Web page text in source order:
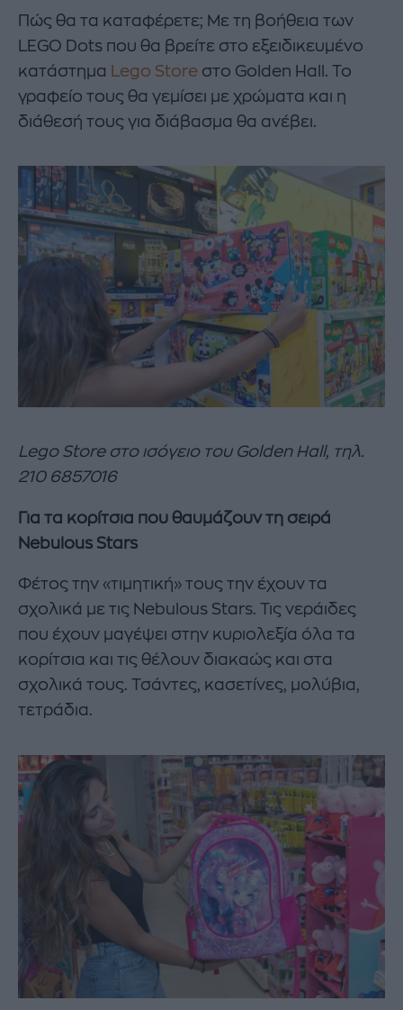
Πώς θα τα καταφέρετε; Με τη βοήθεια των
LEGO Dots που θα βρείτε στο εξειδικευμένο
κατάστημα
Lego Store στο Golden Hall. Το
γραφείο τους θα γεμίσει με χρώματα και η
διάθεσή τους για διάβασμα θα ανέβει.
Lego Store στο ισόγειο τουGolden Hall, τηλ.
210 6857016
Για τα κορίτσια που θαυμάζουν τη σειρά
Nebulous Stars
Φέτος την «τιμητική» τους την έχουν τα
σχολικά με τις Nebulous Stars. Τις νεράιδες
που έχουν μαγέψει στην κυριολεξία όλα τα
κορίτσια και τις θέλουν διακαώς και στα
σχολικά τους. Τσάντες, κασετίνες, μολύβια,
τετράδια.